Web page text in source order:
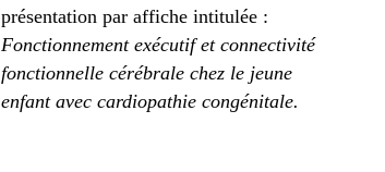
présentation par affiche intitulée :
Fonctionnement exécutif et connectivité
fonctionnelle cérébrale chez le jeune
enfant avec cardiopathie congénitale.